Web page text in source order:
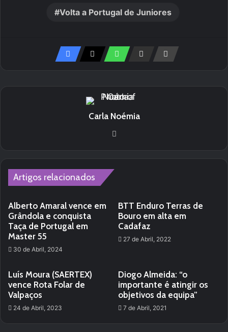
Volta a Portugal de Juniores
Carla Noémia
Artigos relacionados
Alberto Amaral vence em
Grândola e conquista
Taça de Portugal em
Master 55
30 de Abril, 2024
BTT Enduro Terras de
Bouro em alta em
Cadafaz
27 de Abril, 2022
Luís Moura (SAERTEX)
vence Rota Folar de
Valpaços
24 de Abril, 2023
Diogo Almeida: “o
importante é atingir os
objetivos da equipa”
7 de Abril, 2021